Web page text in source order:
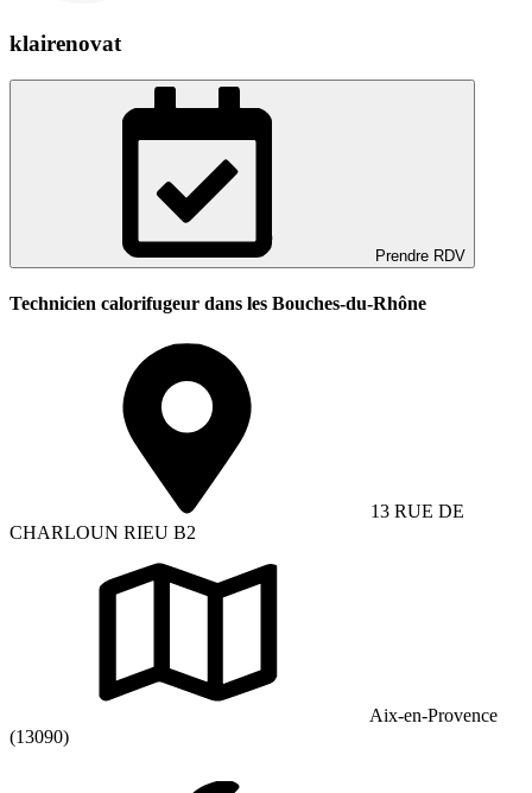
klairenovat
Prendre RDV
Technicien calorifugeur dans les Bouches-du-Rhône
13 RUE DE
CHARLOUN RIEU B2
Aix-en-Provence
(13090)